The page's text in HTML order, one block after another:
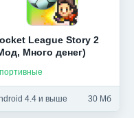
League Story 2
Много денег)
4.4 и выше 30 Мб